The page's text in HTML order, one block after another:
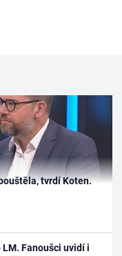
tvrdí Koten.
Fanoušci uvidí i